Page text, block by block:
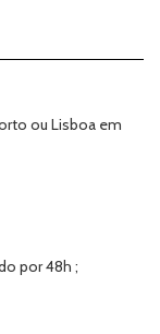
ou Lisboa em
por 48h ;